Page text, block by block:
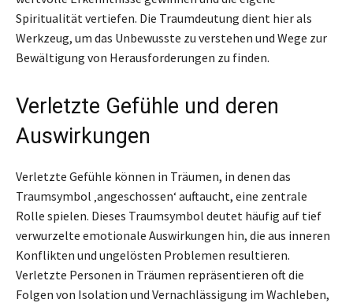
Spiritualität vertiefen. Die Traumdeutung dient hier als
Werkzeug, um das Unbewusste zu verstehen und Wege zur
Bewältigung von Herausforderungen zu finden.
Verletzte Gefühle und deren
Auswirkungen
Verletzte Gefühle können in Träumen, in denen das
Traumsymbol ‚angeschossen‘ auftaucht, eine zentrale
Rolle spielen. Dieses Traumsymbol deutet häufig auf tief
verwurzelte emotionale Auswirkungen hin, die aus inneren
Konflikten und ungelösten Problemen resultieren.
Verletzte Personen in Träumen repräsentieren oft die
Folgen von Isolation und Vernachlässigung im Wachleben,